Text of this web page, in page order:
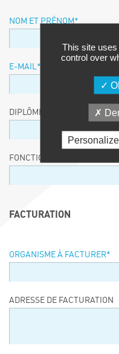
NOM ET PRÉNOM *
E-MAIL *
DIPLÔME / EQUIVALENCE /
FONCTION
FACTURATION
ORGANISME À FACTURER*
ADRESSE DE FACTURATION
This site
control over
Personalize